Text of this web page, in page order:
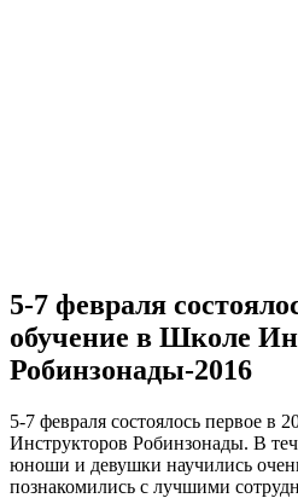
5-7 февраля
обучение в Школе
Робинзонады-2016
5-7 февраля состоялось первое в
Инструкторов Робинзонады. В
юноши и девушки научились
познакомились с лучшими